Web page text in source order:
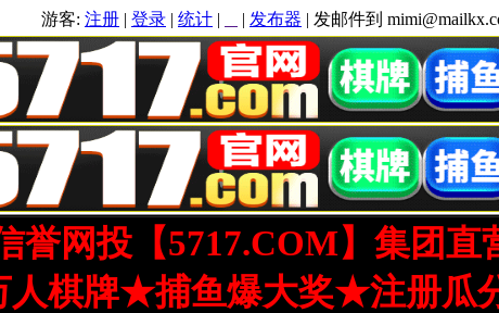
游客: 注册 | 登录 | 统计 | | 发布器 | 发邮件到
誉网投【5717.COM】集团
棋牌★捕鱼爆大奖★注册瓜